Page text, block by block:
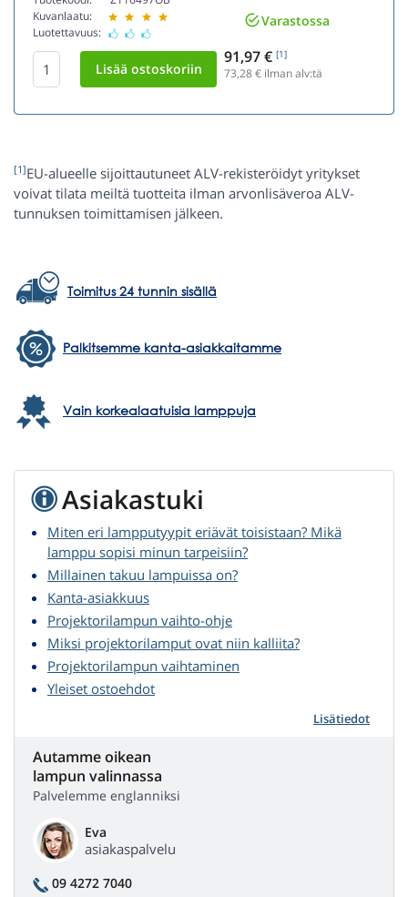
Kuvanlaatu:
Luotettavuus:
Varastossa
91,97 € [1]
73,28€ ilman alv:tä
[1]EU-alueelle sijoittautuneet ALV-rekisteröidyt yritykset
voivat tilata meiltä tuotteita ilman arvonlisäveroa ALV-
tunnuksen toimittamisen jälkeen.
Toimitus 24 tunnin sisällä
Palkitsemme kanta-asiakkaitamme
Vain korkealaatuisia lamppuja
Asiakastuki
Miten eri lampputyypit eriävät toisistaan? Mikä
lamppu sopisi minun tarpeisiin?
Millainen takuu lampuissa on?
Kanta-asiakkuus
Projektorilampun vaihto-ohje
Miksi projektorilamput ovat niin kalliita?
Projektorilampun vaihtaminen
Yleiset ostoehdot
Lisätiedot
Autamme oikean
lampun valinnassa
Palvelemme englanniksi
Eva
asiakaspalvelu
09 4272 7040